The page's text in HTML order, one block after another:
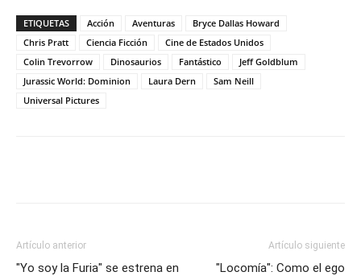
ETIQUETAS Acción Aventuras
Bryce Dallas Howard
Chris Pratt
Ciencia Ficción
Cine de Estados Unidos
Colin Trevorrow
Dinosaurios Fantástico
Jeff Goldblum
Jurassic World: Dominion
Laura Dern
Sam Neill
Universal Pictures
Artículo anterior
"Yo soy la Furia" se estrena en
Artículo siguiente
"Locomía": Como el ego